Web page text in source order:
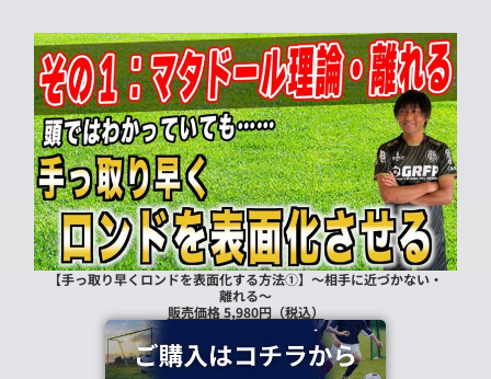
【手っ取り早くロンドを表面化する方法①】～相手に近づかない・
離れる～
販売価格 5,980円（税込）